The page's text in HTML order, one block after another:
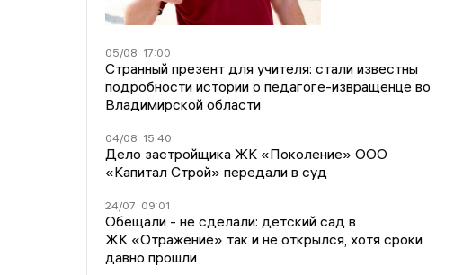
05/08 17:00
Странный презент для учителя: стали известны
подробности истории о педагоге-извращенце во
Владимирской области
04/08 15:40
Дело застройщика ЖК «Поколение» ООО
«Капитал Строй» передали в суд
24/07 09:01
Обещали - не сделали: детский сад в
ЖК «Отражение» так и не открылся, хотя сроки
давно прошли